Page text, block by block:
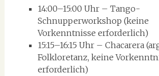
14:00–15:00 Uhr – Tango-
Schnupperworkshop (keine
Vorkenntnisse erforderlich)
15:15–16:15 Uhr – Chacarera
Folkloretanz, keine
erforderlich)